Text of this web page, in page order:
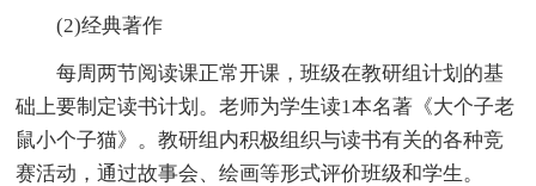
(2)经典著作
每周两节阅读课正常开课，班级在教研组计划的基
础上要制定读书计划。老师为学生读1本名著《大个子老
鼠小个子猫》。教研组内积极组织与读书有关的各种竞
赛活动，通过故事会、绘画等形式评价班级和学生。